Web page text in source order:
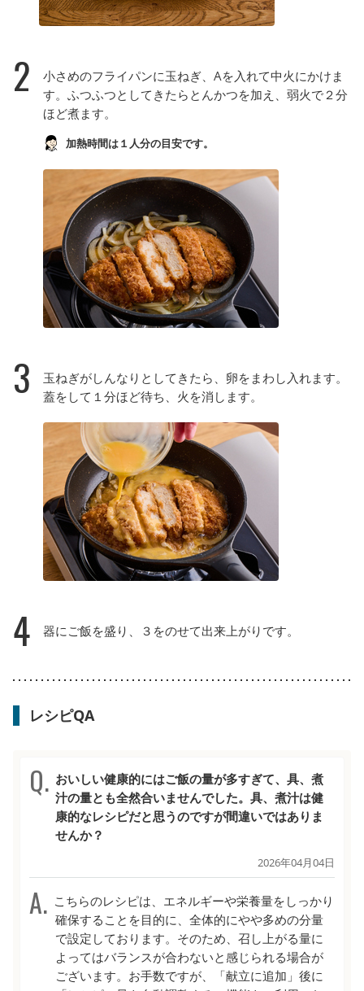
2
小さめのフライパンに玉ねぎ、Aを入れて中火にかけま
す。ふつふつとしてきたらとんかつを加え、弱火で２分
ほど煮ます。
加熱時間は１人分の目安です。
3
玉ねぎがしんなりとしてきたら、卵をまわし入れます。
蓋をして１分ほど待ち、火を消します。
4 器にご飯を盛り、３をのせて出来上がりです。
レシピQA
おいしい健康的にはご飯の量が多すぎて、具、煮
汁の量とも全然合いませんでした。具、煮汁は健
康的なレシピだと思うのですが間違いではありま
せんか？
2026年04月04日
こちらのレシピは、エネルギーや栄養量をしっかり
確保することを目的に、全体的にやや多めの分量
で設定しております。そのため、召し上がる量に
よってはバランスが合わないと感じられる場合が
ございます。お手数ですが、「献立に追加」後に